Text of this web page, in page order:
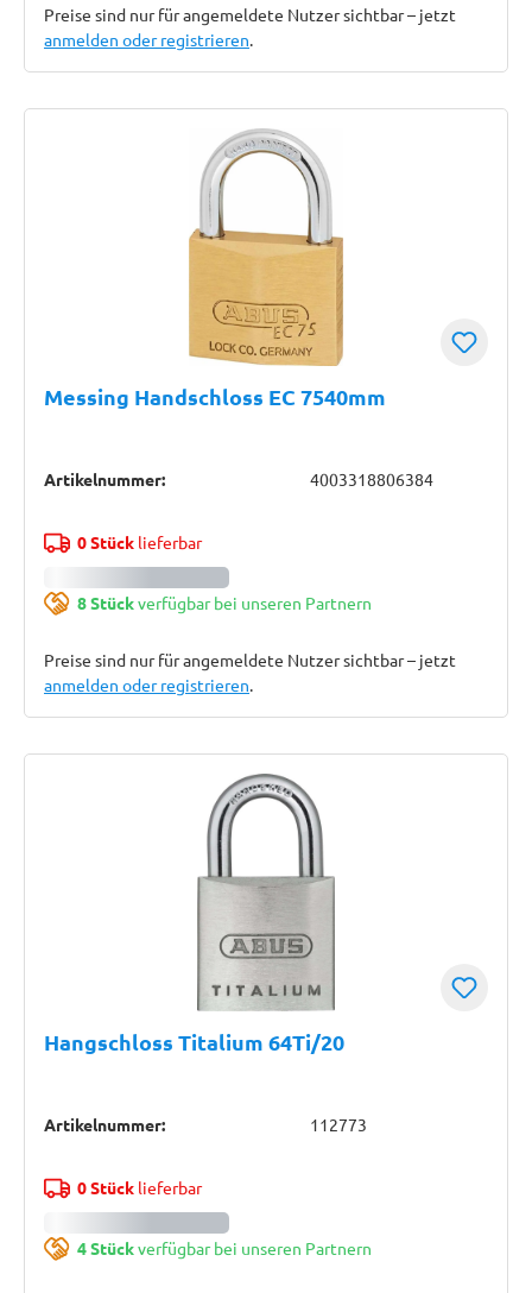
Preise sind nur für angemeldete Nutzer sichtbar – jetzt
anmelden oder registrieren.
Messing Handschloss EC 7540mm
Artikelnummer: 4003318806384
0 Stücklieferbar
8 Stückverfügbar bei unseren Partnern
Preise sind nur für angemeldete Nutzer sichtbar – jetzt
anmelden oder registrieren.
Hangschloss Titalium 64Ti/20
Artikelnummer: 112773
0 Stücklieferbar
4 Stückverfügbar bei unseren Partnern